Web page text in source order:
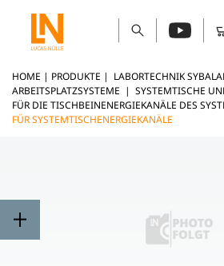
HOME | PRODUKTE | LABORTECHNIK
ARBEITSPLATZSYSTEME | SYSTEMTISCHE
FÜR DIE TISCHBEINENERGIEKANÄLE DES
FÜR SYSTEMTISCHENERGIEKANÄLE